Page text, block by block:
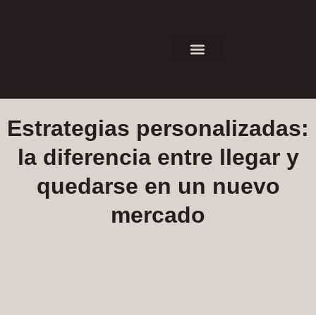
Estrategias personalizadas:
la diferencia entre llegar y
quedarse en un nuevo
mercado